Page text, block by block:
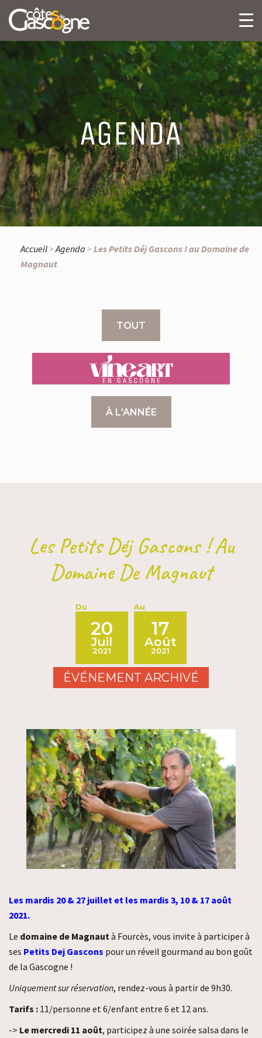
AGENDA
Accueil >Agenda >Les Petits Déj Gascons ! au Domaine de
Magnaut
TOUT
VINEART
À L'ANNÉE
Les Petits Déj Gascons ! Au
Domaine De Magnaut
Du
20
Juil
2021
Au
17
Août
2021
ÉVÉNEMENT ARCHIVÉ
Les mardis 20 & 27 juillet et les mardis 3, 10 & 17 août
2021.
Le domaine de Magnaut à Fourcès, vous invite à participer à
ses Petits Dej Gascons pour un réveil gourmand au bon goût
de la Gascogne !
Uniquement sur réservation, rendez-vous à partir de 9h30.
Tarifs : 11/personne et 6/enfant entre 6 et 12 ans.
-> Le mercredi 11 août, participez à une soirée salsa dans le